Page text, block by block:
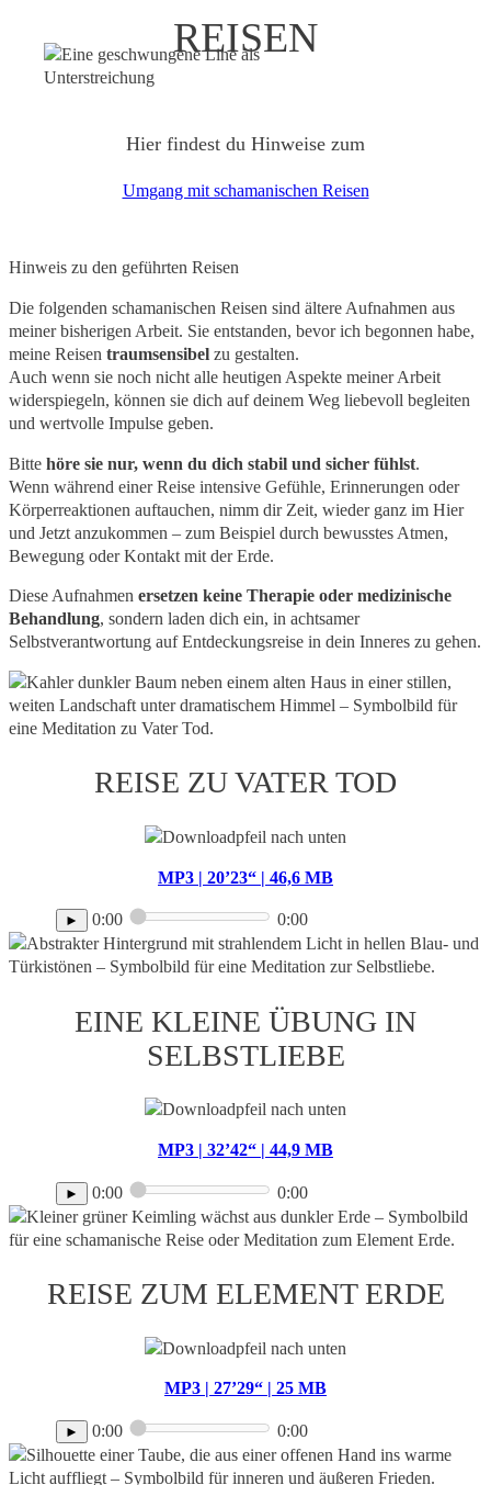
REISEN
Hier findest du Hinweise zum
Umgang mit schamanischen Reisen
Hinweis zu den geführten Reisen
Die folgenden schamanischen Reisen sind ältere Aufnahmen aus
meiner bisherigen Arbeit. Sie entstanden, bevor ich begonnen habe,
meine Reisen traumsensibel zu gestalten.
Auch wenn sie noch nicht alle heutigen Aspekte meiner Arbeit
widerspiegeln, können sie dich auf deinem Weg liebevoll begleiten
und wertvolle Impulse geben.
Bitte höre sie nur, wenn du dich stabil und sicher fühlst.
Wenn während einer Reise intensive Gefühle, Erinnerungen oder
Körperreaktionen auftauchen, nimm dir Zeit, wieder ganz im Hier
und Jetzt anzukommen – zum Beispiel durch bewusstes Atmen,
Bewegung oder Kontakt mit der Erde.
Diese Aufnahmen ersetzen keine Therapie oder medizinische
Behandlung, sondern laden dich ein, in achtsamer
Selbstverantwortung auf Entdeckungsreise in dein Inneres zu gehen.
REISE ZU VATER TOD
MP3 | 20’23“ | 46,6 MB
► 0:00 0:00
EINE KLEINE ÜBUNG IN
SELBSTLIEBE
MP3 | 32’42“ | 44,9 MB
► 0:00 0:00
REISE ZUM ELEMENT ERDE
MP3 | 27’29“ | 25 MB
► 0:00 0:00